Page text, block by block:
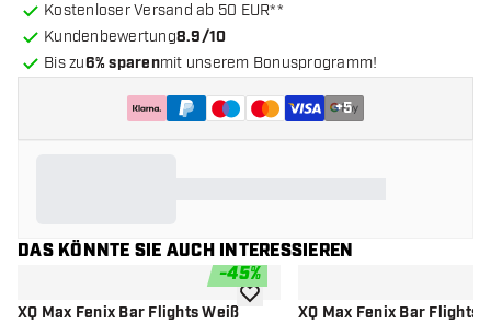
Kostenloser Versand ab 50 EUR**
Kundenbewertung8.9/10
Bis zu6% sparenmit unserem Bonusprogramm!
+5
DAS KÖNNTE SIE AUCH INTERESSIEREN
-45%
XQ Max Fenix Bar Flights WeißZur Wunschliste hinzufügen
XQ Max Fenix Bar Flights